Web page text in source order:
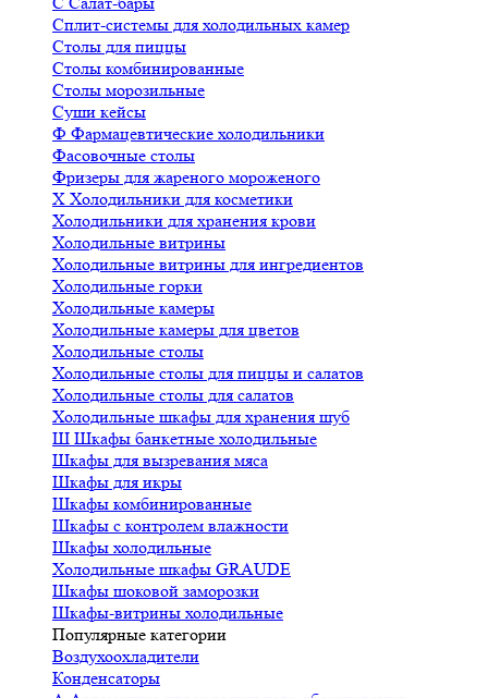
Сплит-системы для холодильных камер
Столы для пиццы
Столы комбинированные
Столы морозильные
Суши кейсы
Ф Фармацевтические холодильники
Фасовочные столы
Фризеры для жареного мороженого
Х Холодильники для косметики
Холодильники для хранения крови
Холодильные витрины
Холодильные витрины для ингредиентов
Холодильные горки
Холодильные камеры
Холодильные камеры для цветов
Холодильные столы
Холодильные столы для пиццы и салатов
Холодильные столы для салатов
Холодильные шкафы для хранения шуб
Ш Шкафы банкетные холодильные
Шкафы для вызревания мяса
Шкафы для икры
Шкафы комбинированные
Шкафы с контролем влажности
Шкафы холодильные
Холодильные шкафы GRAUDE
Шкафы шоковой заморозки
Шкафы-витрины холодильные
Популярные категории
Воздухоохладители
Конденсаторы